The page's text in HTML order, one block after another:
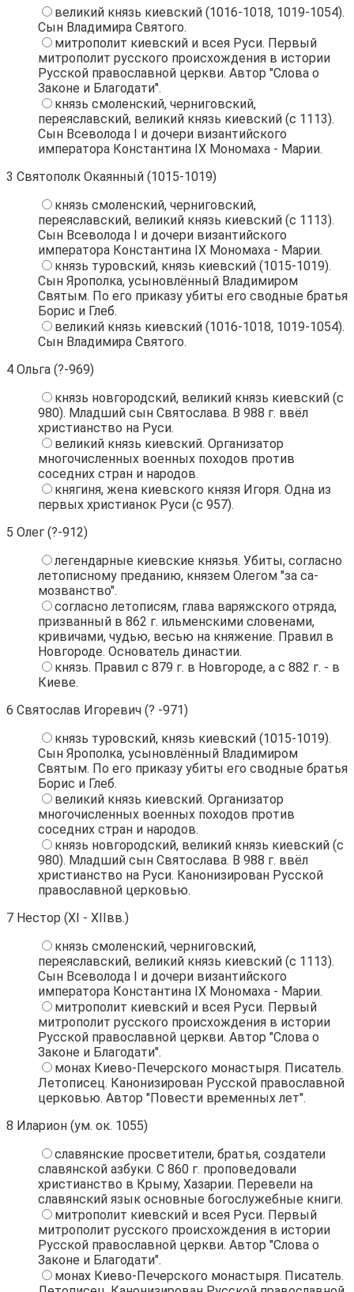
великий князь киевский (1016-1018, 1019-1054).
Сын Владимира Святого.
митрополит киевский и всея Руси. Первый
митрополит русского происхождения в истории
Русской православной церкви. Автор "Слова о
Законе и Благодати".
князь смоленский, черниговский,
переяславский, великий князь киевский (с 1113).
Сын Всеволода I и дочери византийского
императора Константина IХ Мономаха - Марии.
3 Святополк Окаянный (1015-1019)
князь смоленский, черниговский,
переяславский, великий князь киевский (с 1113).
Сын Всеволода I и дочери византийского
императора Константина IХ Мономаха - Марии.
князь туровский, князь киевский (1015-1019).
Сын Ярополка, усыновлённый Владимиром
Святым. По его приказу убиты его сводные братья
Борис и Глеб.
великий князь киевский (1016-1018, 1019-1054).
Сын Владимира Святого.
4 Ольга (?-969)
князь новгородский, великий князь киевский (с
980). Младший сын Святослава. В 988 г. ввёл
христианство на Руси.
великий князь киевский. Организатор
многочисленных военных походов против
соседних стран и народов.
княгиня, жена киевского князя Игоря. Одна из
первых христианок Руси (с 957).
5 Олег (?-912)
легендарные киевские князья. Убиты, согласно
летописному преданию, князем Олегом "за са-
мозванство".
согласно летописям, глава варяжского отряда,
призванный в 862 г. ильменскими словенами,
кривичами, чудью, весью на княжение. Правил в
Новгороде. Основатель династии.
князь. Правил с 879 г. в Новгороде, а с 882 г. - в
Киеве.
6 Святослав Игоревич (? -971)
князь туровский, князь киевский (1015-1019).
Сын Ярополка, усыновлённый Владимиром
Святым. По его приказу убиты его сводные братья
Борис и Глеб.
великий князь киевский. Организатор
многочисленных военных походов против
соседних стран и народов.
князь новгородский, великий князь киевский (с
980). Младший сын Святослава. В 988 г. ввёл
христианство на Руси. Канонизирован Русской
православной церковью.
7 Нестор (XI - XIIвв.)
князь смоленский, черниговский,
переяславский, великий князь киевский (с 1113).
Сын Всеволода I и дочери византийского
императора Константина IХ Мономаха - Марии.
митрополит киевский и всея Руси. Первый
митрополит русского происхождения в истории
Русской православной церкви. Автор "Слова о
Законе и Благодати".
монах Киево-Печерского монастыря. Писатель.
Летописец. Канонизирован Русской православной
церковью. Автор "Повести временных лет".
8 Иларион (ум. ок. 1055)
славянские просветители, братья, создатели
славянской азбуки. С 860 г. проповедовали
христианство в Крыму, Хазарии. Перевели на
славянский язык основные богослужебные книги.
митрополит киевский и всея Руси. Первый
митрополит русского происхождения в истории
Русской православной церкви. Автор "Слова о
Законе и Благодати".
монах Киево-Печерского монастыря. Писатель.